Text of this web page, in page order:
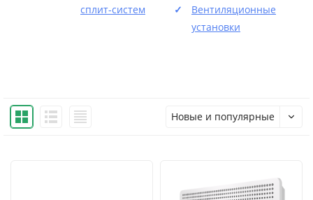
сплит-систем
Вентиляционные
установки
Новые и популярные